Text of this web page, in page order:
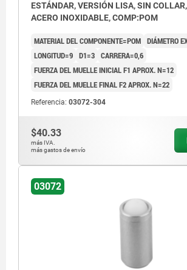
ESTÁNDAR, VERSIÓN LISA, SIN
ACERO INOXIDABLE, COMP:POM
MATERIAL DEL COMPONENTE=POM DIÁMETRO
LONGITUD=9 D1=3 CARRERA=0,6
FUERZA DEL MUELLE INICIAL F1 APROX. N=12
FUERZA DEL MUELLE FINAL F2 APROX. N=22
Referencia: 03072-304
$40.33
más IVA.
más gastos de envío
03072